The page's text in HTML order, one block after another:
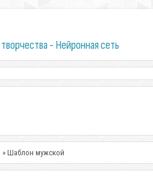
- Нейронная сеть
» Шаблон мужской